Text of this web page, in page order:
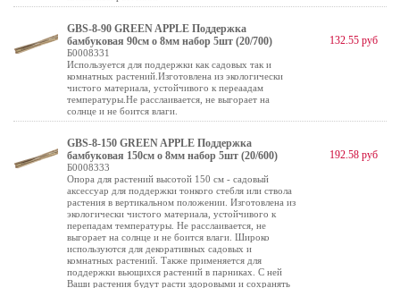
GBS-8-90 GREEN APPLE Поддержка
бамбуковая 90см o 8мм набор 5шт (20/700)
Б0008331
Используется для поддержки как садовых так и
комнатных растений.Изготовлена из экологически
чистого материала, устойчивого к переаадам
температуры.Не расслаивается, не выгорает на
солнце и не боится влаги.
132.55 руб
GBS-8-150 GREEN APPLE Поддержка
бамбуковая 150см o 8мм набор 5шт (20/600)
Б0008333
Опора для растений высотой 150 см - садовый
аксессуар для поддержки тонкого стебля или ствола
растения в вертикальном положении. Изготовлена из
экологически чистого материала, устойчивого к
перепадам температуры. Не расслаивается, не
выгорает на солнце и не боится влаги. Широко
используются для декоративных садовых и
комнатных растений. Также применяется для
поддержки вьющихся растений в парниках. С ней
Ваши растения будут расти здоровыми и сохранять
192.58 руб